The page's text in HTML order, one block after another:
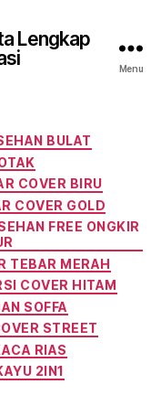
Lengkap
Menu
BULAT
COVER BIRU
COVER GOLD
FREE ONGKIR
TEBAR MERAH
COVER HITAM
SOFFA
STREET
RIAS
2IN1